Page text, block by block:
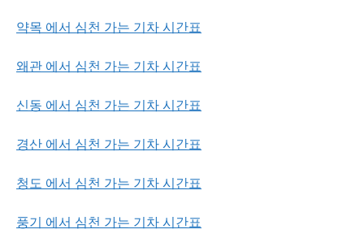
약목 에서 심천 가는 기차 시간표
왜관 에서 심천 가는 기차 시간표
신동 에서 심천 가는 기차 시간표
경산 에서 심천 가는 기차 시간표
청도 에서 심천 가는 기차 시간표
풍기 에서 심천 가는 기차 시간표